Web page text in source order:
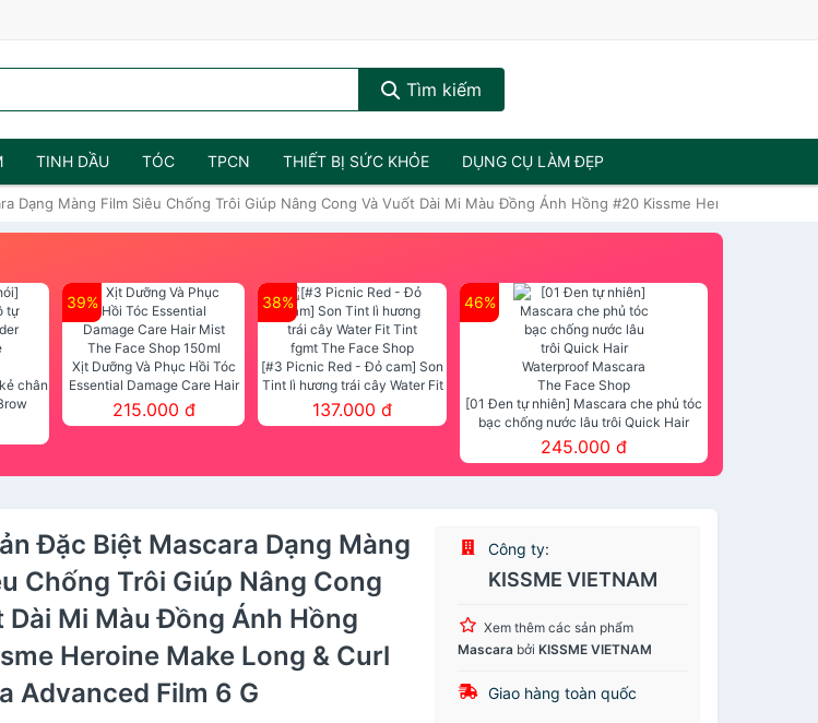
Tìm kiếm
TINH DẦU TÓC TPCN THIẾT BỊ SỨC KHỎE DỤNG CỤ LÀM ĐẸP
Dạng Màng Film Siêu Chống Trôi Giúp Nâng Cong Và Vuốt Dài Mi Màu Đồng Ánh Hồng #20 Kissme Heroine Make
chân
Shop
39%
Xịt Dưỡng Và Phục Hồi Tóc
Essential Damage Care Hair
Mist The Face Shop 150ml
215.000 đ
38%
[#3 Picnic Red - Đỏ cam] Son
Tint lì hương trái cây Water Fit
Tint fgmt The Face Shop
137.000 đ
46%
[01 Đen tự nhiên] Mascara che phủ tóc
bạc chống nước lâu trôi Quick Hair
Waterproof Mascara The Face Shop
245.000 đ
Đặc Biệt Mascara Dạng Màng
Chống Trôi Giúp Nâng Cong
Dài Mi Màu Đồng Ánh Hồng
Heroine Make Long & Curl
Advanced Film 6 G
Công ty:
KISSME VIETNAM
Xem thêm các sản phẩm
Mascara bởiKISSME VIETNAM
Giao hàng toàn quốc